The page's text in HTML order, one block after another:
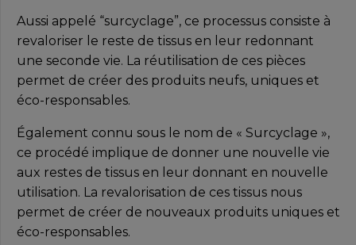
Aussi appelé “surcyclage”, ce processus consiste à
revaloriser le reste de tissus en leur redonnant
une seconde vie. La réutilisation de ces pièces
permet de créer des produits neufs, uniques et
éco-responsables.
Également connu sous le nom de « Surcyclage »,
ce procédé implique de donner une nouvelle vie
aux restes de tissus en leur donnant en nouvelle
utilisation. La revalorisation de ces tissus nous
permet de créer de nouveaux produits uniques et
éco-responsables.